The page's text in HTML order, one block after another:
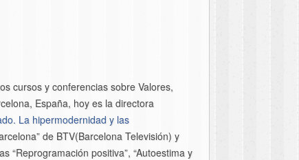
cursos y conferencias sobre Valores,
España, hoy es la directora
La hipermodernidad y las
de BTV(Barcelona Televisión) y
“Reprogramación positiva”, “Autoestima y